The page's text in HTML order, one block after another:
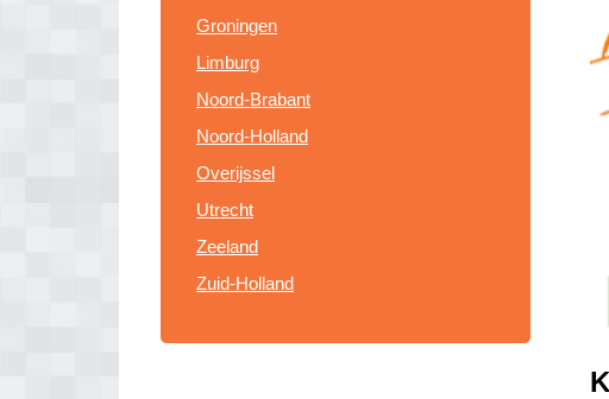
Groningen
Limburg
Noord-Brabant
Noord-Holland
Overijssel
Utrecht
Zeeland
Zuid-Holland